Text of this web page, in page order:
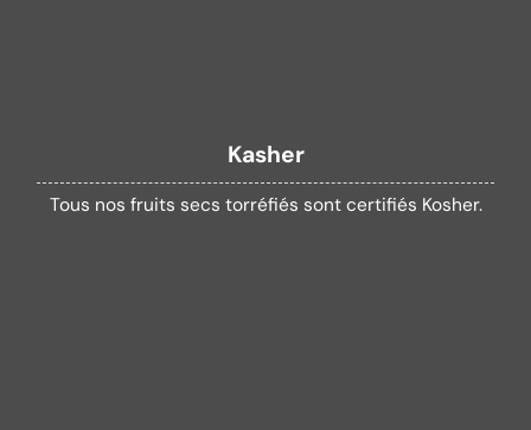
Kasher
Tous nos fruits secs torréfiés sont certifiés Kosher.